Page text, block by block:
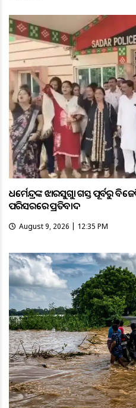
ଧର୍ମେନ୍ଦ୍ରଙ୍କ ଝାରସୁଗୁଡ଼ା ଗସ୍ତ ପୂର୍ବରୁ
ପରିସରରେ ପ୍ରତିବାଦ
August 9, 2026 | 12:35 PM